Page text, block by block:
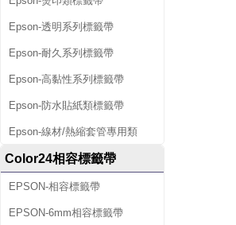
Epson-透明系列標籤帶
Epson-耐久系列標籤帶
Epson-高黏性系列標籤帶
Epson-防水貼紙類標籤帶
Epson-線材/熱縮套管專用類
Color24相容標籤帶
EPSON-相容標籤帶
EPSON-6mm相容標籤帶